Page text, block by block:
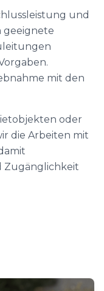
und
geeignete
mit den
oder
die Arbeiten mit
Zugänglichkeit